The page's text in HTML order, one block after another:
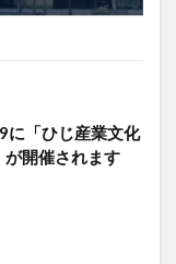
に「ひじ産業文化
が開催されます